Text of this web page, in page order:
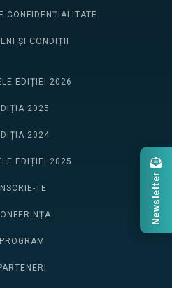
CONFIDENȚIALITATE
ȘI CONDIȚII
EDIȚIEI 2026
2025
2024
EDIȚIEI 2025
TE
PROGRAM
Newsletter